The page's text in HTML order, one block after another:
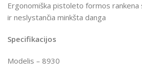
Ergonomiška pistoleto formos rankena
ir neslystančia minkšta danga
Specifikacijos
Modelis – 8930